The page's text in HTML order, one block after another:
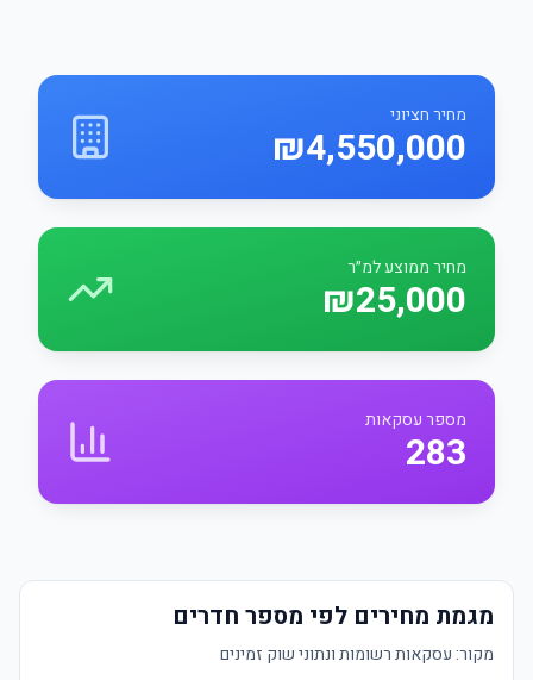
מחיר חציוני
₪4,550,000
מחיר ממוצע למ״ר
₪25,000
מספר עסקאות
283
מגמת מחירים לפי מספר חדרים
מקור: עסקאות רשומות ונתוני שוק זמינים